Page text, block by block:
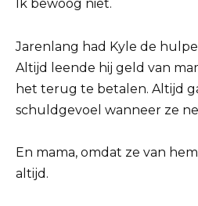
Ik bewoog niet.
Jarenlang had Kyle de
Altijd leende hij geld van
het terug te betalen. Altijd
schuldgevoel wanneer ze
En mama, omdat ze van
altijd.